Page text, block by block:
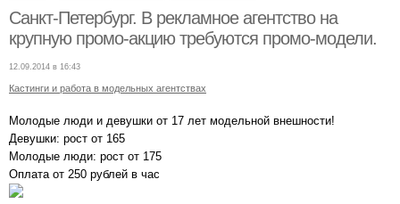
Санкт-Петербург. В рекламное агентство на
крупную промо-акцию требуются промо-модели.
12.09.2014 в 16:43
Кастинги и работа в модельных агентствах
Молодые люди и девушки от 17 лет модельной внешности!
Девушки: рост от 165
Молодые люди: рост от 175
Оплата от 250 рублей в час